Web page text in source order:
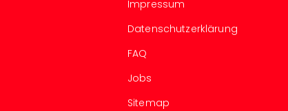
Impressum
Datenschutzerklärung
FAQ
Jobs
Sitemap